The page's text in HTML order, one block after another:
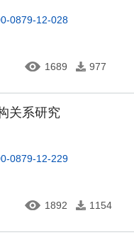
0879-12-028
1689 977
关系研究
0879-12-229
1892 1154